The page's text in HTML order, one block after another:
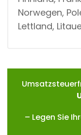
Norwegen,
Lettland,
– Legen Sie